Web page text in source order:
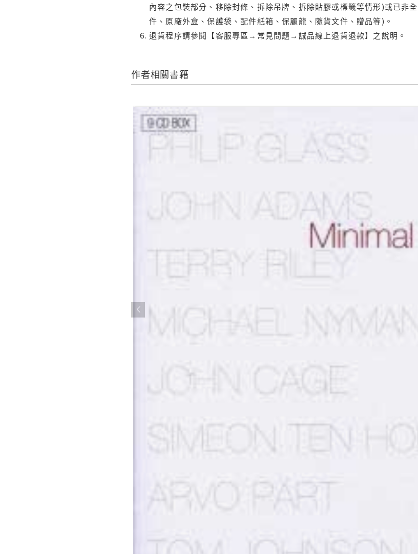
內容之包裝部分、移除封條、拆除吊牌、拆除貼膠或標籤等情形)或已非
件、原廠外盒、保護袋、配件紙箱、保麗龍、隨貨文件、贈品等)。
退貨程序請參閱【客服專區→常見問題→誠品線上退貨退款】之說明。
作者相關書籍